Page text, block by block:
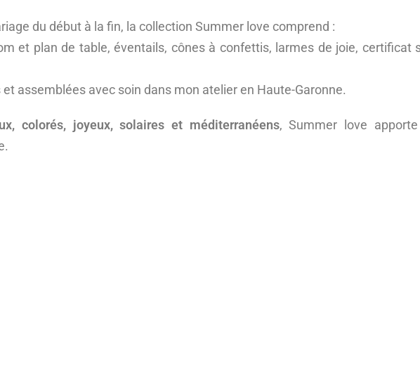
du début à la fin, la collection Summer love comprend :
et plan de table, éventails, cônes à confettis, larmes de joie, certificat
assemblées avec soin dans mon atelier en Haute-Garonne.
colorés, joyeux, solaires et méditerranéens, Summer love